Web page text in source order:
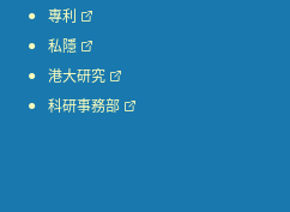
專利
私隱
港大研究
科研事務部